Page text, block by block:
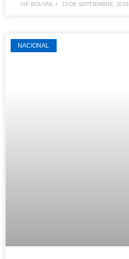
IYF BOLIVIA 13 DE SEPTIEMBRE, 2018
NACIONAL